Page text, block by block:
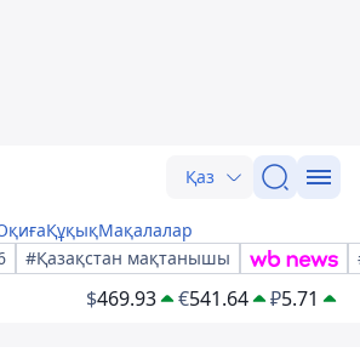
Қаз
ҚұқықМақалалар
#Қазақстан мақтанышы
$469.93 €541.64 ₽5.71